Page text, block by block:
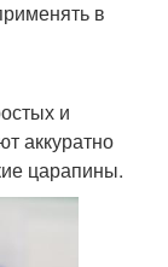
в
и
аккуратно
царапины.